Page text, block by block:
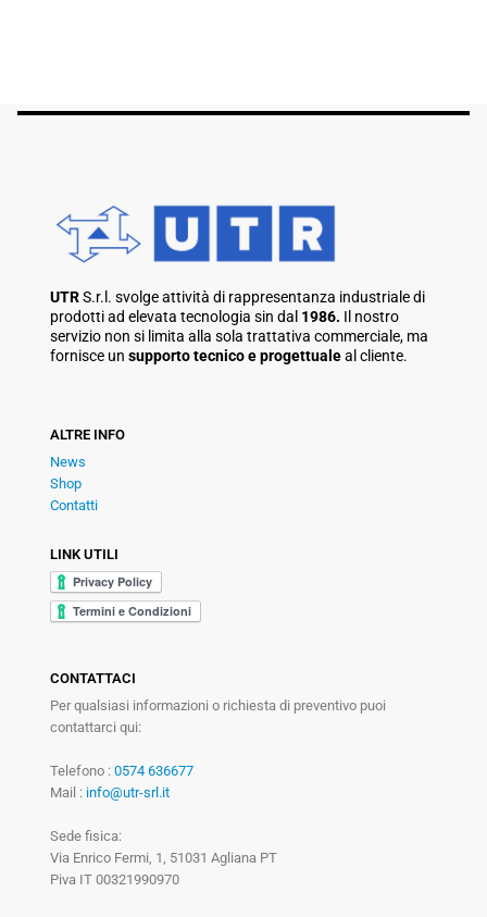
UTRS.r.l. svolge attività di rappresentanza industriale di
prodotti ad elevata tecnologia sin dal 1986. Il nostro
servizio non si limita alla sola trattativa commerciale, ma
fornisce un supporto tecnico e progettualeal cliente.
ALTRE INFO
News
Shop
Contatti
LINK UTILI
CONTATTACI
Per qualsiasi informazioni o richiesta di preventivo puoi
contattarci qui:
Telefono : 0574 636677
Mail : info@utr-srl.it
Sede fisica:
Via Enrico Fermi, 1, 51031 Agliana PT
Piva IT 00321990970